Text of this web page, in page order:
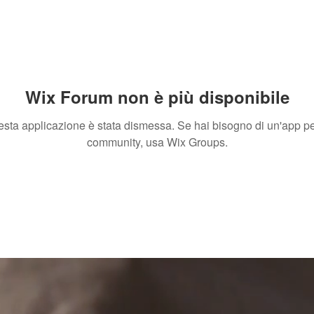
Wix Forum non è più disponibile
applicazione è stata dismessa. Se hai bisogno di un'app
community, usa Wix Groups.